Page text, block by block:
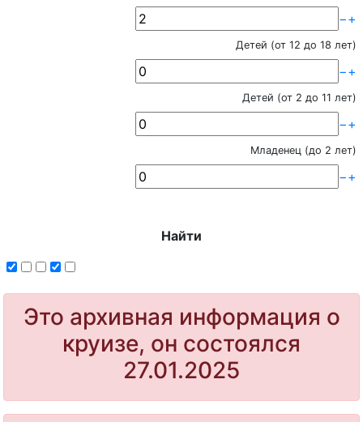
−+
Детей (от 12 до 18 лет)
−+
Детей (от 2 до 11 лет)
−+
Младенец (до 2 лет)
−+
Найти
Это архивная информация о
круизе, он состоялся
27.01.2025